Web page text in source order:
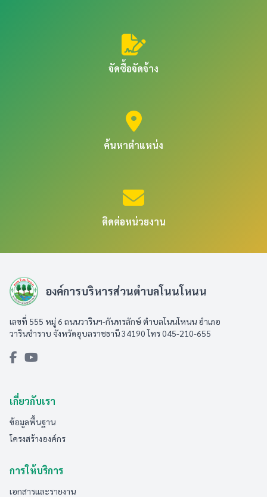
จัดซื้อจัดจ้าง
ค้นหาตำแหน่ง
ติดต่อหน่วยงาน
องค์การบริหารส่วนตำบลโนนโหนน
เลขที่ 555 หมู่ 6 ถนนวารินฯ-กันทรลักษ์ ตำบลโนนโหนน อำเภอ
วารินชำราบ จังหวัดอุบลราชธานี 34190 โทร 045-210-655
เกี่ยวกับเรา
ข้อมูลพื้นฐาน
โครงสร้างองค์กร
การให้บริการ
เอกสารและรายงาน